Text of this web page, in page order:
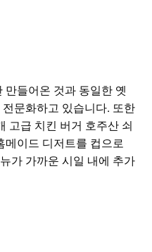
만들어온 것과 동일한 옛
문화하고 있습니다. 또한
고급 치킨 버거 호주산 쇠
메이드 디저트를 컵으로
가 가까운 시일 내에 추가
문화하고 있습니다. 또한